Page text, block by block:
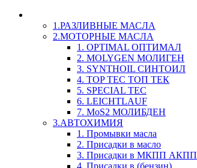
1.РАЗЛИВНЫЕ МАСЛА
2.МОТОРНЫЕ МАСЛА
1. OPTIMAL ОПТИМАЛ
2. MOLYGEN МОЛИГЕН
3. SYNTHOIL СИНТОИЛ
4. TOP TEC ТОП ТЕК
5. SPECIAL TEC
6. LEICHTLAUF
7. MoS2 МОЛИБДЕН
3.АВТОХИМИЯ
1. Промывки масла
2. Присадки в масло
3. Присадки в МКПП АКПП
4. Присадки в (бензин)